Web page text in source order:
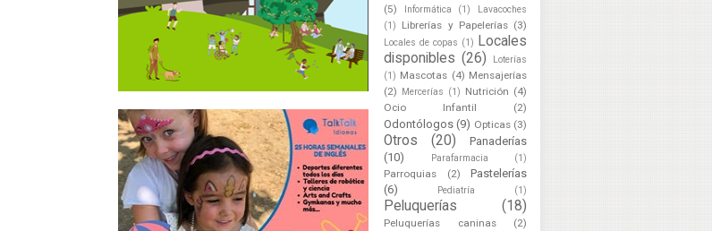
(5)
Informática (1)
Lavacoches
(1)
Librerías y Papelerías (3)
Locales de copas (1)
Locales
disponibles (26)
Loterías
(1) Mascotas (4) Mensajerías
(2) Mercerías (1) Nutrición (4)
Ocio Infantil
(2)
Odontólogos (9) Opticas (3)
Otros (20)
Panaderías
(10)
Parafarmacia (1)
Parroquias (2)
Pastelerías
(6)
Pediatría (1)
Peluquerías (18)
Peluquerías caninas (2)